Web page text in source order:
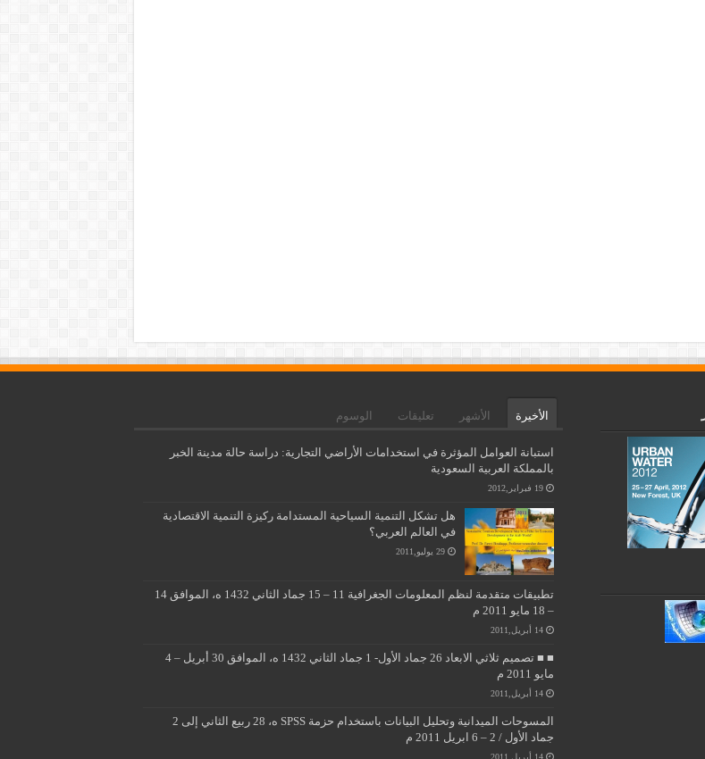
الأخيرة الأشهر تعليقات الوسوم
استبانة العوامل المؤثرة في استخدامات الأراضي التجارية: دراسة حالة مدينة الخبر
بالمملكة العربية السعودية
19 فبراير,2012
هل تشكل التنمية السياحية المستدامة ركيزة التنمية الاقتصادية
في العالم العربي؟
29 يوليو,2011
تطبيقات متقدمة لنظم المعلومات الجغرافية 11 – 15 جماد الثاني 1432 ه، الموافق 14
– 18 مايو 2011 م
14 أبريل,2011
■ ■ تصميم ثلاثي الابعاد 26 جماد الأول- 1 جماد الثاني 1432 ه، الموافق 30 أبريل – 4
مايو 2011 م
14 أبريل,2011
المسوحات الميدانية وتحليل البيانات باستخدام حزمة SPSS ه، 28 ربيع الثاني إلى 2
جماد الأول / 2 – 6 ابريل 2011 م
14 أبريل,2011